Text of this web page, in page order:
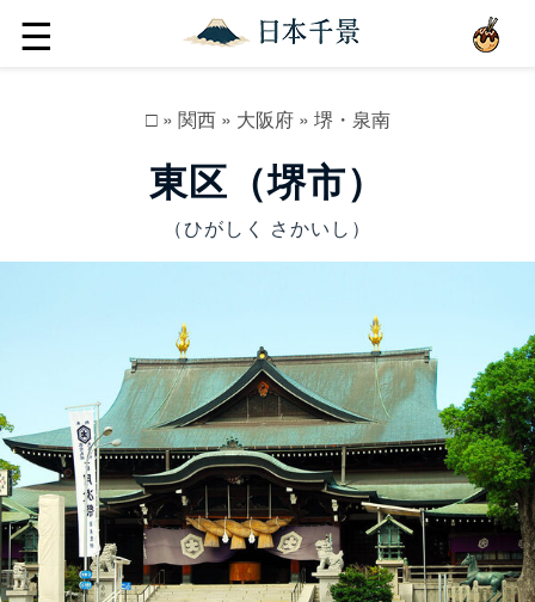
☰
□» 関西» 大阪府» 堺・泉南
東区（堺市）
（ひがしく さかいし）